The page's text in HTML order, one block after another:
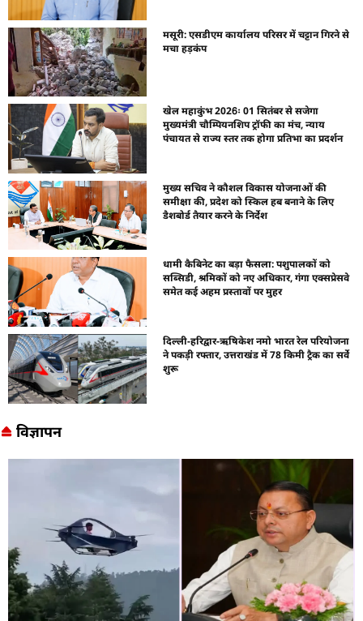
मसूरी: एसडीएम कार्यालय परिसर में चट्टान गिरने से
मचा हड़कंप
खेल महाकुंभ 2026ः 01 सितंबर से सजेगा
मुख्यमंत्री चौम्पियनशिप ट्रॉफी का मंच, न्याय
पंचायत से राज्य स्तर तक होगा प्रतिभा का प्रदर्शन
मुख्य सचिव ने कौशल विकास योजनाओं की
समीक्षा की, प्रदेश को स्किल हब बनाने के लिए
डैशबोर्ड तैयार करने के निर्देश
धामी कैबिनेट का बड़ा फैसला: पशुपालकों को
सब्सिडी, श्रमिकों को नए अधिकार, गंगा एक्सप्रेसवे
समेत कई अहम प्रस्तावों पर मुहर
दिल्ली-हरिद्वार-ऋषिकेश नमो भारत रेल परियोजना
ने पकड़ी रफ्तार, उत्तराखंड में 78 किमी ट्रैक का सर्वे
शुरू
विज्ञापन